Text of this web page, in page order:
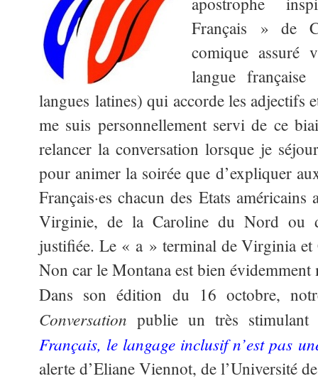
Français » de
comique assuré
langue
langues latines) qui accorde les adjectifs
me suis personnellement servi de ce
relancer la conversation lorsque je
pour animer la soirée que d’expliquer
Français·es chacun des Etats
Virginie, de la Caroline du Nord ou
justifiée. Le « a » terminal de Virginia et
Non car le Montana est bien
Dans son édition du 16 octobre,
Conversation publie un très
Français, le langage inclusif n’est pas
alerte d’Eliane Viennot, de l’Université